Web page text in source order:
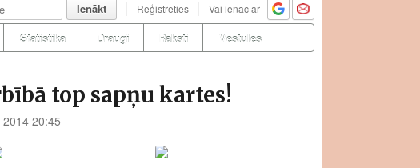
Ienākt Reģistrēties Vai ienāc ar
Statistika Draugi Raksti Vēstules
top sapņu kartes!
2014 20:45